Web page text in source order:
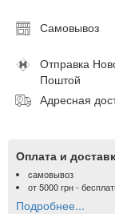
Самовывоз
Отправка
Поштой
Адресная
Оплата и
самовывоз
от5000 грн-
Подробнее...